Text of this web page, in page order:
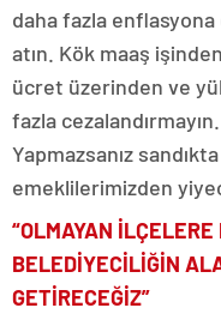
daha fazla
atın. Kök maaş
ücret üzerinden ve
fazla
Yapmazsanız
emeklilerimizden
“OLMAYAN İLÇELERE
BELEDİYECİLİĞİN
GETİRECEĞİZ”